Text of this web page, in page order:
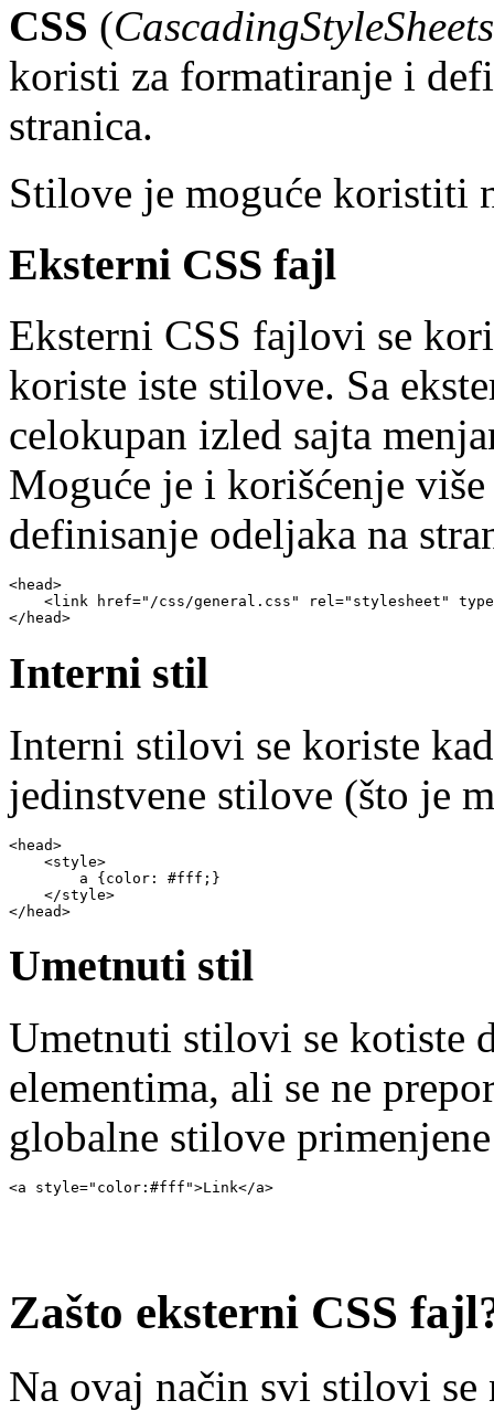
CSS (CascadingStyleSheets
koristi za formatiranje i
stranica.
Stilove je moguće koristiti
Eksterni CSS fajl
Eksterni CSS fajlovi se
koriste iste stilove. Sa
celokupan izled sajta
Moguće je i korišćenje
definisanje odeljaka na
<head>
<link href="/css/general.css" rel="stylesheet"
</head>
Interni stil
Interni stilovi se koriste
jedinstvene stilove (što je
<head>
    <style>
        a {color: #fff;}
    </style>
</head>
Umetnuti stil
Umetnuti stilovi se kotiste
elementima, ali se ne
globalne stilove
<a style="color:#fff">Link</a>
Zašto eksterni CSS
Na ovaj način svi stilovi